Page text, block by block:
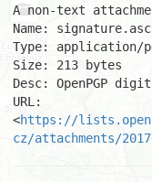
A non-text
Name: signature.asc
Type: application/
Size: 213 bytes
Desc: OpenPGP
URL:
<https://
cz/attachments/